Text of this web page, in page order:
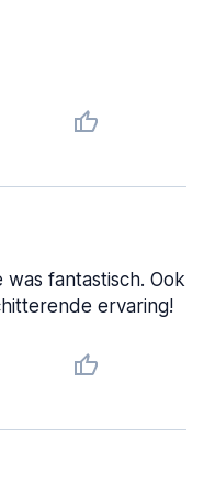
fantastisch. Ook
ervaring!